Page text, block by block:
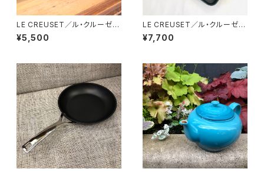
LE CREUSET／ル・クルーゼ
"DEEP DISH PIE PAN"
¥5,500
LE CREUSET／ル・クルーゼ
”キャスト アルミニウム グリル 2
3cm”
¥7,700